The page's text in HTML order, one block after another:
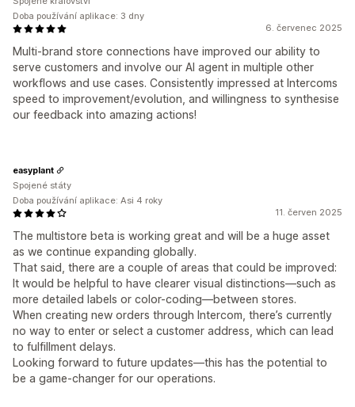
6. červenec 2025
Multi-brand store connections have improved our ability to
serve customers and involve our AI agent in multiple other
workflows and use cases. Consistently impressed at Intercoms
speed to improvement/evolution, and willingness to synthesise
our feedback into amazing actions!
Doba používání aplikace: 3 dny
11. červen 2025
The multistore beta is working great and will be a huge asset
as we continue expanding globally.
That said, there are a couple of areas that could be improved:
It would be helpful to have clearer visual distinctions—such as
more detailed labels or color-coding—between stores.
When creating new orders through Intercom, there’s currently
no way to enter or select a customer address, which can lead
to fulfillment delays.
Looking forward to future updates—this has the potential to
be a game-changer for our operations.
easyplant
Spojené státy
Doba používání aplikace: Asi 4 roky